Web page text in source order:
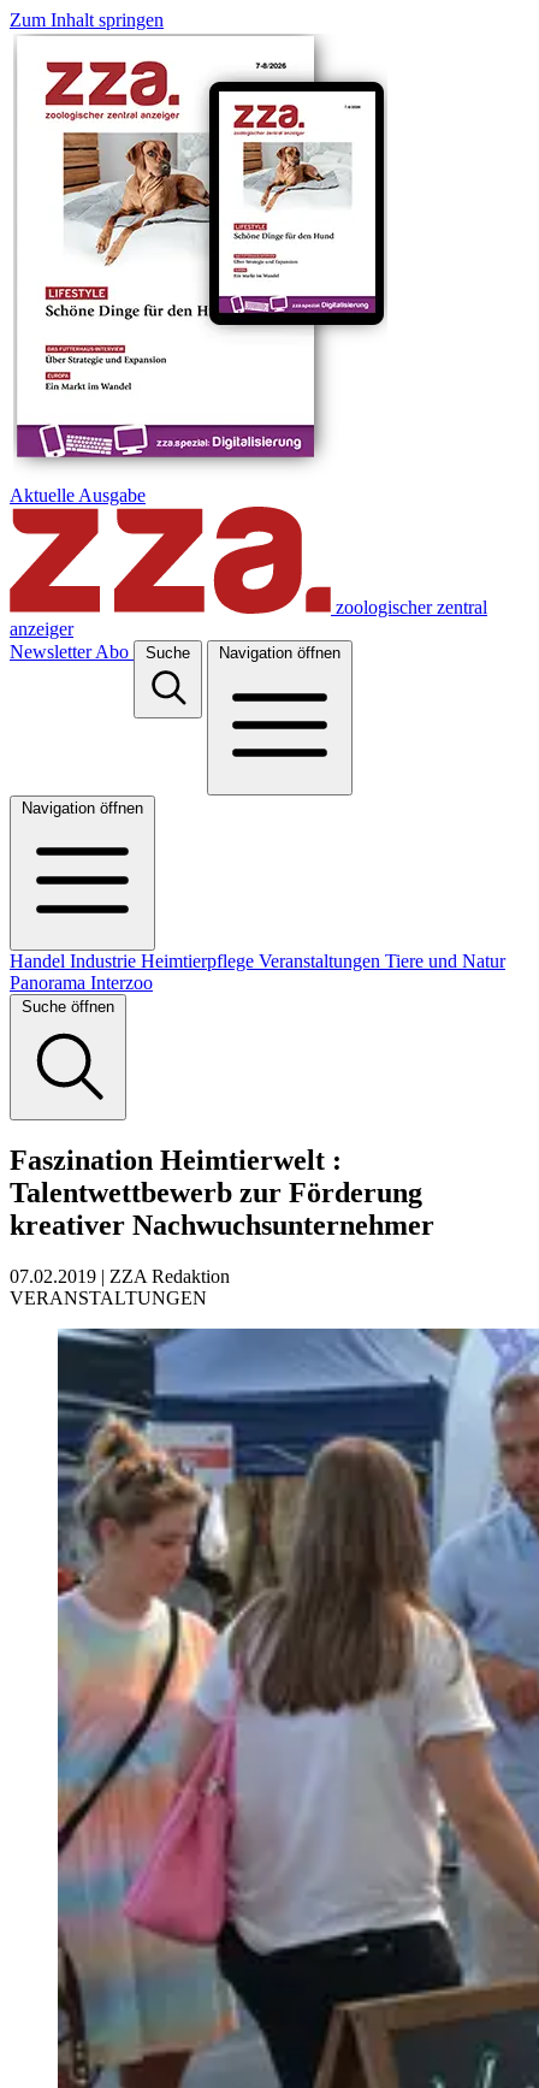
Zum Inhalt springen
Aktuelle Ausgabe
zoologischer zentral
anzeiger
Newsletter Abo Suche Navigation öffnen
Navigation öffnen
Handel Industrie Heimtierpflege Veranstaltungen Tiere und Natur
Panorama Interzoo
Suche öffnen
Faszination Heimtierwelt :
Talentwettbewerb zur Förderung
kreativer Nachwuchsunternehmer
07.02.2019 | ZZA Redaktion
VERANSTALTUNGEN